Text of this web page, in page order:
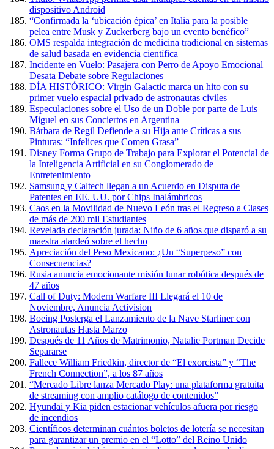
dispositivo Android
“Confirmada la ‘ubicación épica’ en Italia para la posible
pelea entre Musk y Zuckerberg bajo un evento benéfico”
OMS respalda integración de medicina tradicional en sistemas
de salud basada en evidencia científica
Incidente en Vuelo: Pasajera con Perro de Apoyo Emocional
Desata Debate sobre Regulaciones
DÍA HISTÓRICO: Virgin Galactic marca un hito con su
primer vuelo espacial privado de astronautas civiles
Especulaciones sobre el Uso de un Doble por parte de Luis
Miguel en sus Conciertos en Argentina
Bárbara de Regil Defiende a su Hija ante Críticas a sus
Pinturas: “Infelices que Comen Grasa”
Disney Forma Grupo de Trabajo para Explorar el Potencial de
la Inteligencia Artificial en su Conglomerado de
Entretenimiento
Samsung y Caltech llegan a un Acuerdo en Disputa de
Patentes en EE. UU. por Chips Inalámbricos
Caos en la Movilidad de Nuevo León tras el Regreso a Clases
de más de 200 mil Estudiantes
Revelada declaración jurada: Niño de 6 años que disparó a su
maestra alardeó sobre el hecho
Apreciación del Peso Mexicano: ¿Un “Superpeso” con
Consecuencias?
Rusia anuncia emocionante misión lunar robótica después de
47 años
Call of Duty: Modern Warfare III Llegará el 10 de
Noviembre, Anuncia Activision
Boeing Posterga el Lanzamiento de la Nave Starliner con
Astronautas Hasta Marzo
Después de 11 Años de Matrimonio, Natalie Portman Decide
Separarse
Fallece William Friedkin, director de “El exorcista” y “The
French Connection”, a los 87 años
“Mercado Libre lanza Mercado Play: una plataforma gratuita
de streaming con amplio catálogo de contenidos”
Hyundai y Kia piden estacionar vehículos afuera por riesgo
de incendios
Científicos determinan cuántos boletos de lotería se necesitan
para garantizar un premio en el “Lotto” del Reino Unido